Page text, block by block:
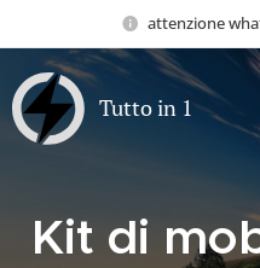
attenzione
Tutto in 1
Kit di